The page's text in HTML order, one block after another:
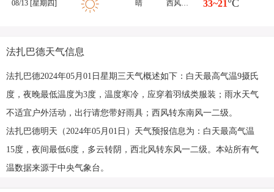
08/13 [星期四] 晴 西风转东南风 一二级 33~21°C
法扎巴德天气信息
法扎巴德2024年05月01日星期三天气概述如下：白天最高气温9摄氏
度，夜晚最低温度为3度，温度寒冷，应穿着羽绒类服装；雨水天气
不适宜户外活动，出行请您带好雨具；西风转东南风一二级。
法扎巴德明天（2024年05月01日）天气预报信息为：白天最高气温
15度，夜间最低6度，多云转阴，西北风转东风一二级。本站所有气
温数据来源于中央气象台。